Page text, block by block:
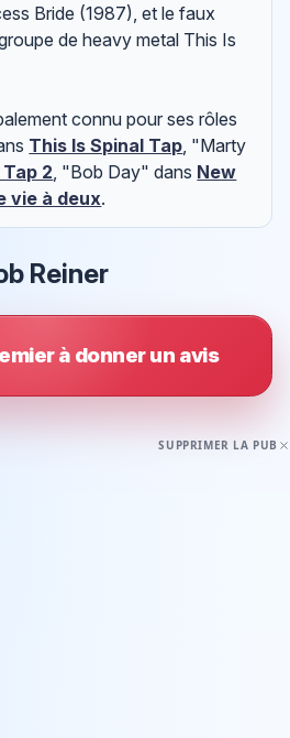
Bride (1987), et le faux
de heavy metal This Is
connu pour ses rôles
This Is Spinal Tap, "Marty
2, "Bob Day" dans New
vie à deux.
Reiner
à donner un avis
SUPPRIMER LA PUB